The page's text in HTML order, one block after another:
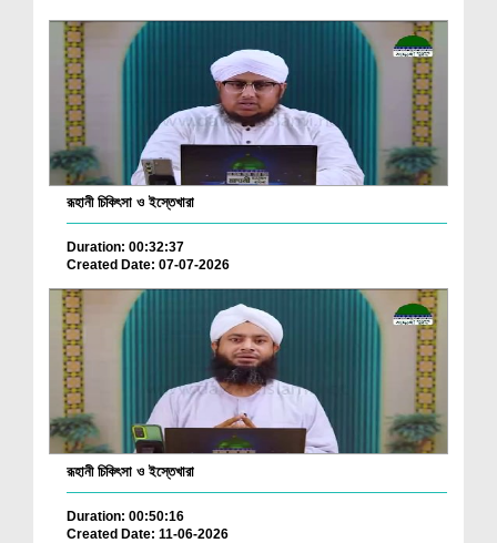
রূহানী চিকিৎসা ও ইস্তেখারা
Duration: 00:32:37
Created Date: 07-07-2026
রূহানী চিকিৎসা ও ইস্তেখারা
Duration: 00:50:16
Created Date: 11-06-2026